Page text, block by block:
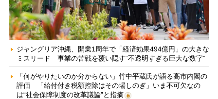
ジャングリア沖縄、開業1周年で「経済効果494億円」の大きな
ミスリード 事業の苦戦を覆い隠す“不透明すぎる巨大な数字”
「何がやりたいのか分からない」竹中平蔵氏が語る高市内閣の
評価 「給付付き税額控除はその場しのぎ」いま不可欠なの
は“社会保障制度の改革議論”と指摘